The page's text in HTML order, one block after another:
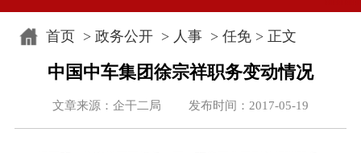
首页> 政务公开> 人事> 任免> 正文
中国中车集团徐宗祥职务变动情况
文章来源：企干二局 发布时间：2017-05-19